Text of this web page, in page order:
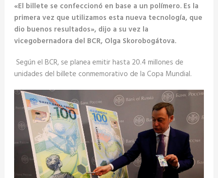
«El billete se confeccionó en base a un polímero. Es la
primera vez que utilizamos esta nueva tecnología, que
dio buenos resultados», dijo a su vez la
vicegobernadora del BCR, Olga Skorobogátova.
Según el BCR, se planea emitir hasta 20.4 millones de
unidades del billete conmemorativo de la Copa Mundial.